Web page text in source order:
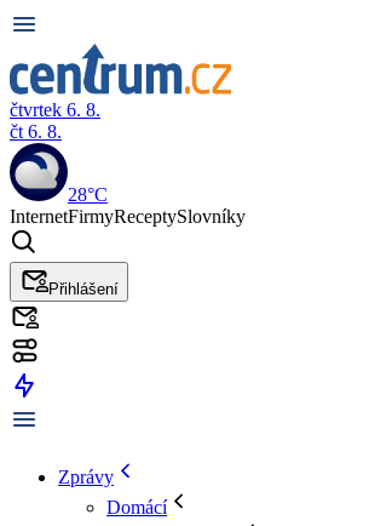
čtvrtek 6. 8.
čt 6. 8.
28°C
InternetFirmyReceptySlovníky
Přihlášení
Zprávy
Domácí